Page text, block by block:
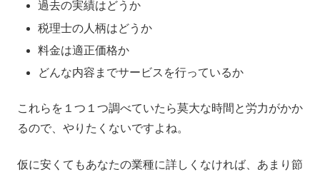
過去の実績はどうか
税理士の人柄はどうか
料金は適正価格か
どんな内容までサービスを行っているか
これらを１つ１つ調べていたら莫大な時間と労力がかか
るので、やりたくないですよね。
仮に安くてもあなたの業種に詳しくなければ、あまり節